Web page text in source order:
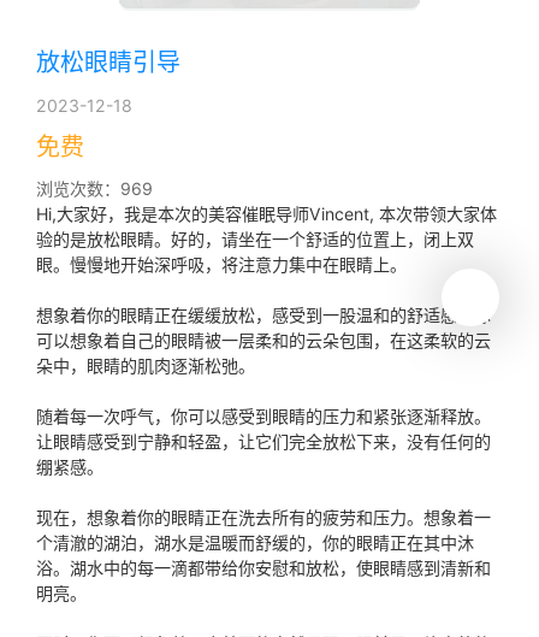
放松眼睛引导
2023-12-18
免费
浏览次数：969
Hi,大家好，我是本次的美容催眠导师Vincent, 本次带领大家体
验的是放松眼睛。好的，请坐在一个舒适的位置上，闭上双
眼。慢慢地开始深呼吸，将注意力集中在眼睛上。
想象着你的眼睛正在缓缓放松，感受到一股温和的舒适感。你
可以想象着自己的眼睛被一层柔和的云朵包围，在这柔软的云
朵中，眼睛的肌肉逐渐松弛。
随着每一次呼气，你可以感受到眼睛的压力和紧张逐渐释放。
让眼睛感受到宁静和轻盈，让它们完全放松下来，没有任何的
绷紧感。
现在，想象着你的眼睛正在洗去所有的疲劳和压力。想象着一
个清澈的湖泊，湖水是温暖而舒缓的，你的眼睛正在其中沐
浴。湖水中的每一滴都带给你安慰和放松，使眼睛感到清新和
明亮。